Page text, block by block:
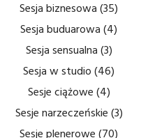
Sesja biznesowa(35)
Sesja buduarowa(4)
Sesja sensualna(3)
Sesja w studio(46)
Sesje ciążowe(4)
Sesje narzeczeńskie(3)